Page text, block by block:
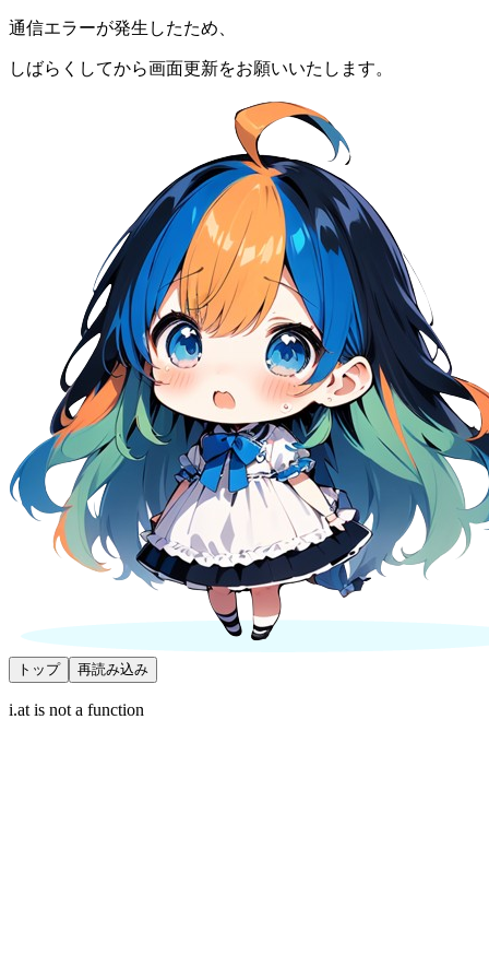
通信エラーが発生したため、
しばらくしてから画面更新をお願いいたします。
トップ 再読み込み
i.at is not a function